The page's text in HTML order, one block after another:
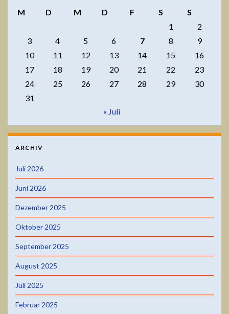
M
D M D F S
S
1
2
3
4 5 6 7 8
9
10
11 12 13 14 15
16
17
18 19 20 21 22
23
24
25 26 27 28 29
30
31
« Juli
ARCHIV
Juli 2026
Juni 2026
Dezember 2025
Oktober 2025
September 2025
August 2025
Juli 2025
Februar 2025